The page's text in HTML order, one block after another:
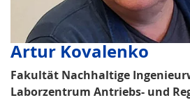
Artur Kovalenko
Fakultät Nachhaltige
Laborzentrum Antriebs- und